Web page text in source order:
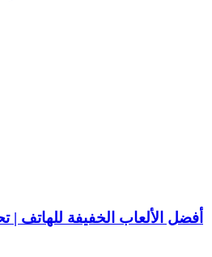
أفضل الألعاب الخفيفة للهاتف |